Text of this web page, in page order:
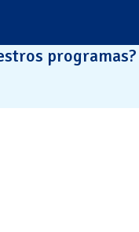
programas?